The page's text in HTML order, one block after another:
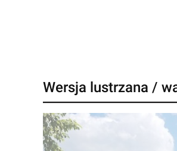
Wersja lustrzana /